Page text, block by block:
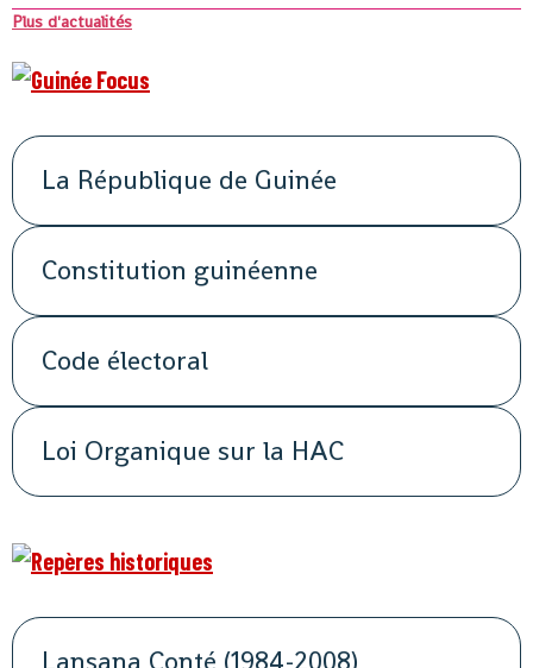
Plus d'actualités
La République de Guinée
Constitution guinéenne
Code électoral
Loi Organique sur la HAC